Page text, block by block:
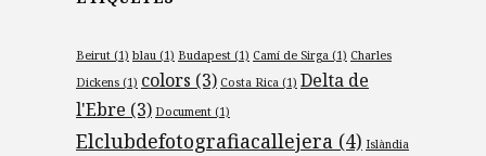
Beirut (1) blau (1) Budapest (1) Camí de Sirga (1) Charles
Dickens (1) colors (3) Costa Rica (1) Delta de
l'Ebre (3) Document (1)
Elclubdefotografiacallejera (4) Islàndia